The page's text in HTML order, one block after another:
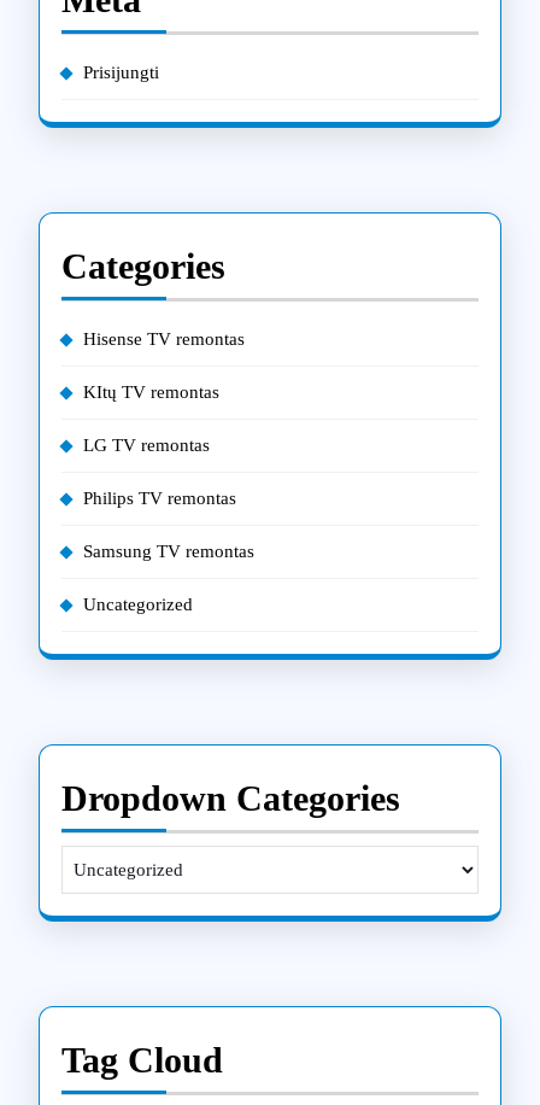
Prisijungti
Categories
Hisense TV remontas
KItų TV remontas
LG TV remontas
Philips TV remontas
Samsung TV remontas
Uncategorized
Dropdown Categories
Tag Cloud